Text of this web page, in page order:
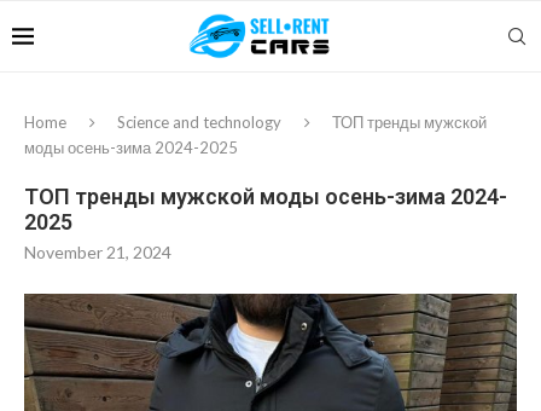
Home Science and technology
ТОП тренды мужской
моды осень-зима 2024-2025
ТОП тренды мужской моды осень-зима 2024-
2025
November 21, 2024